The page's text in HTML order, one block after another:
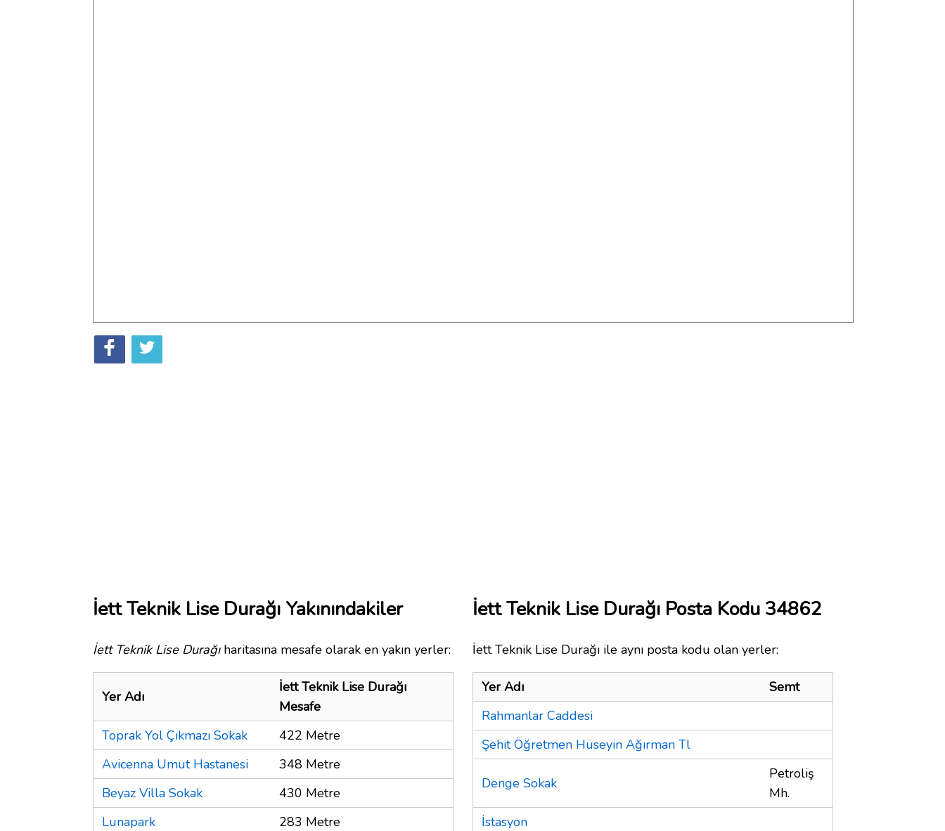
İett Teknik Lise Durağı Yakınındakiler
İett Teknik Lise Durağıharitasına mesafe olarak en yakın yerler:
Yer Adı
İett Teknik Lise Durağı
Mesafe
Toprak Yol Çıkmazı Sokak
422 Metre
Avicenna Umut Hastanesi
348 Metre
Beyaz Villa Sokak
430 Metre
Lunapark
283 Metre
İett Teknik Lise Durağı Posta Kodu 34862
İett Teknik Lise Durağı ile aynı posta kodu olan yerler:
Yer Adı
Semt
Rahmanlar Caddesi
Şehit Öğretmen Hüseyin Ağırman Tl
Denge Sokak
Petroliş
Mh.
İstasyon